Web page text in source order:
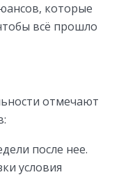
которые
всё прошло
отмечают
после нее.
условия